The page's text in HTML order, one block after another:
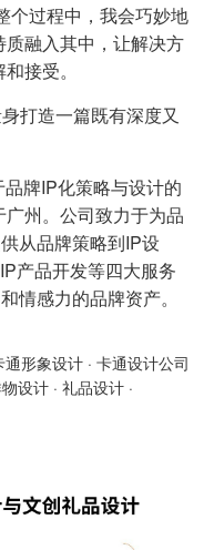
个过程中，我会巧妙地
融入其中，让解决方
接受。
打造一篇既有深度又
牌IP化策略与设计的
州。公司致力于为品
从品牌策略到IP设
产品开发等四大服务
情感力的品牌资产。
通形象设计 · 卡通设计公司
设计 · 礼品设计 ·